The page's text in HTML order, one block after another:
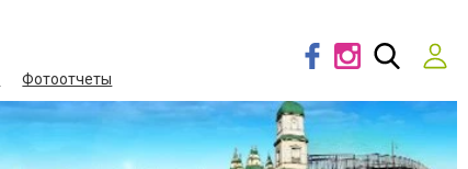
Фотоотчеты